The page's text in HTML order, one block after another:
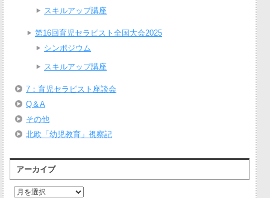
スキルアップ講座
第16回育児セラピスト全国大会2025
シンポジウム
スキルアップ講座
7：育児セラピスト座談会
Q＆A
その他
北欧「幼児教育」視察記
アーカイブ
ア